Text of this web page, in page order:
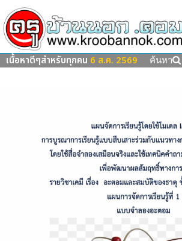
เนื้อหาดีๆสำหรับทุกคน 6 ส.ค. 2569 ค้นหา